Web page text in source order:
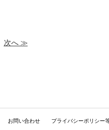
次へ ≫
お問い合わせ プライバシーポリシー